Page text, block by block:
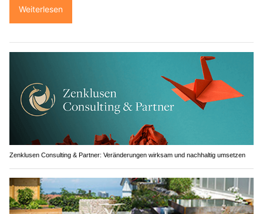
Weiterlesen
Zenklusen Consulting & Partner: Veränderungen wirksam und nachhaltig umsetzen